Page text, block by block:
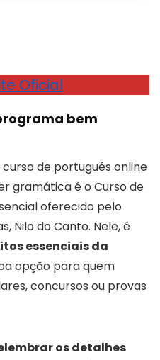
Oficial
bem
de português online
gramática é o Curso de
oferecido pelo
Nilo do Canto. Nele, é
essenciais da
opção para quem
concursos ou provas
os detalhes